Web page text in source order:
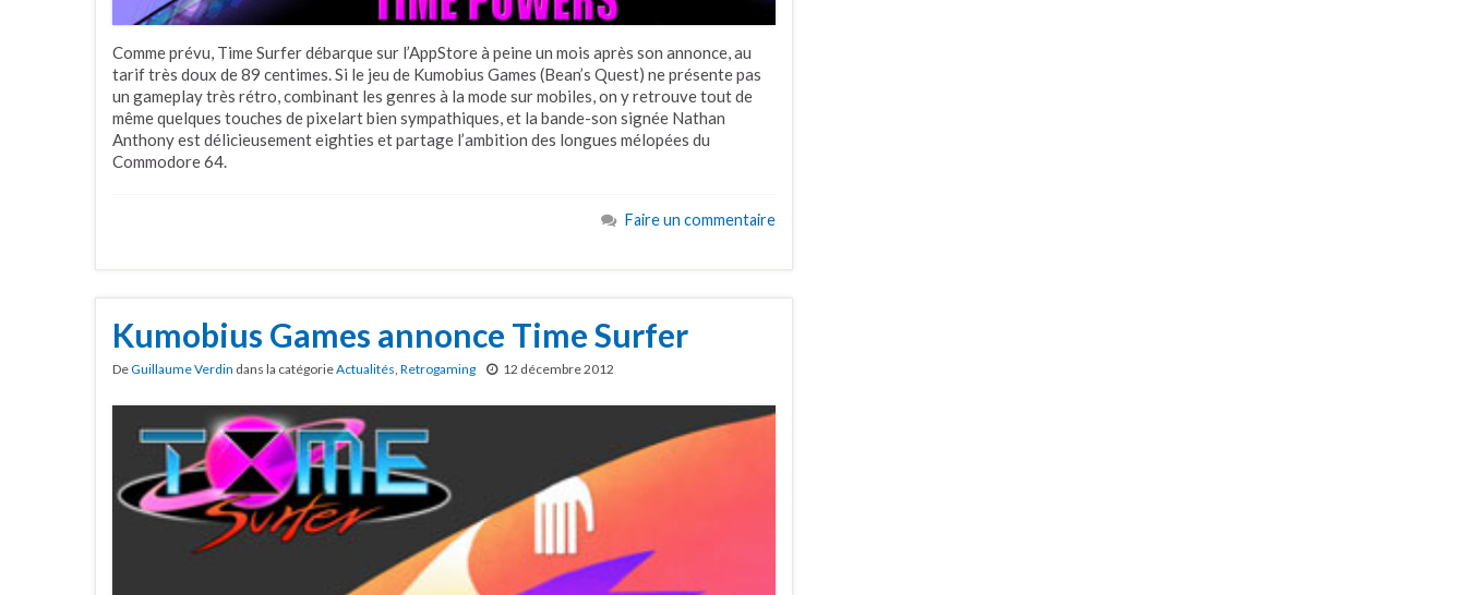
Comme prévu, Time Surfer débarque sur l’AppStore à peine un mois après son annonce, au
tarif très doux de 89 centimes. Si le jeu de Kumobius Games (Bean’s Quest) ne présente pas
un gameplay très rétro, combinant les genres à la mode sur mobiles, on y retrouve tout de
même quelques touches de pixelart bien sympathiques, et la bande-son signée Nathan
Anthony est délicieusement eighties et partage l’ambition des longues mélopées du
Commodore 64.
Faire un commentaire
Kumobius Games annonce Time Surfer
DeGuillaume Verdin dans la catégorieActualités, Retrogaming 12 décembre 2012